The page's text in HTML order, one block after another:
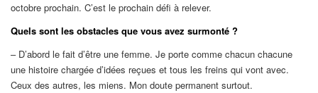
octobre prochain. C’est le prochain défi à relever.
Quels sont les obstacles que vous avez surmonté ?
– D’abord le fait d’être une femme. Je porte comme chacun chacune
une histoire chargée d’idées reçues et tous les freins qui vont avec.
Ceux des autres, les miens. Mon doute permanent surtout.